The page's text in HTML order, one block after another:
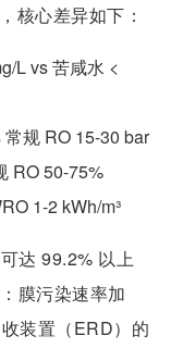
核心差异如下：
L vs 苦咸水 <
常规 RO 15-30 bar
RO 50-75%
1-2 kWh/m³
达 99.2% 以上
膜污染速率加
装置（ERD）的